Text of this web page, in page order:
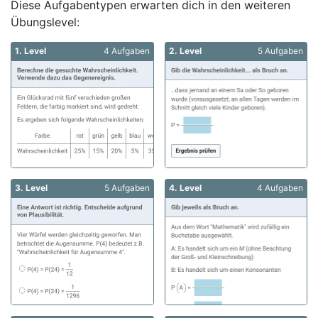
Diese Aufgabentypen erwarten dich in den weiteren
Übungslevel:
1. Level 4 Aufgaben 2. Level 5 Aufgaben
3. Level 5 Aufgaben 4. Level 4 Aufgaben